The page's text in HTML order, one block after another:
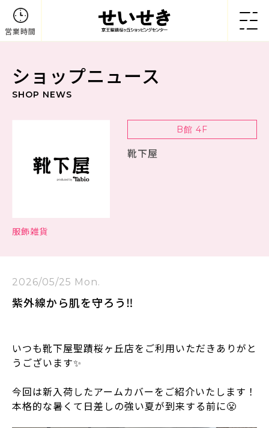
営業時間
ショップニュース
SHOP NEWS
B館 4F
靴下屋
服飾雑貨
2026/05/25 Mon.
紫外線から肌を守ろう‼️
いつも靴下屋聖蹟桜ヶ丘店をご利用いただきありがと
うございます✨
今回は新入荷したアームカバーをご紹介いたします！
本格的な暑くて日差しの強い夏が到来する前に😤